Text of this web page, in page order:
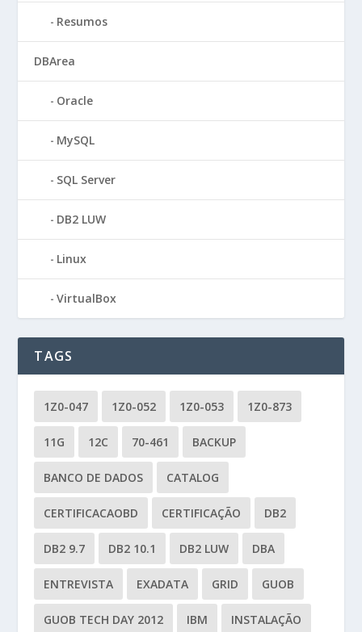
Resumos
DBArea
Oracle
MySQL
SQL Server
DB2 LUW
Linux
VirtualBox
TAGS
1Z0-047 1Z0-052 1Z0-053 1Z0-873
11G 12C 70-461 BACKUP
BANCO DE DADOS CATALOG
CERTIFICACAOBD CERTIFICAÇÃO DB2
DB2 9.7 DB2 10.1 DB2 LUW DBA
ENTREVISTA EXADATA GRID GUOB
GUOB TECH DAY 2012 IBM INSTALAÇÃO